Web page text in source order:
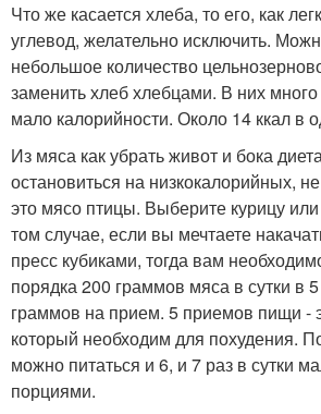
Что же касается хлеба, то его, как
углевод, желательно исключить.
небольшое количество
заменить хлеб хлебцами. В них много
мало калорийности. Около 14 ккал в
Из мяса как убрать живот и бока
остановиться на низкокалорийных,
это мясо птицы. Выберите курицу
том случае, если вы мечтаете
пресс кубиками, тогда вам
порядка 200 граммов мяса в сутки в
граммов на прием. 5 приемов пищи -
который необходим для похудения.
можно питаться и 6, и 7 раз в сутки
порциями.